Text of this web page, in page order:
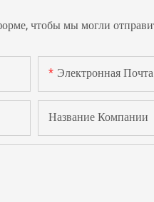
чтобы мы могли
Электронная Почта
Название Компании